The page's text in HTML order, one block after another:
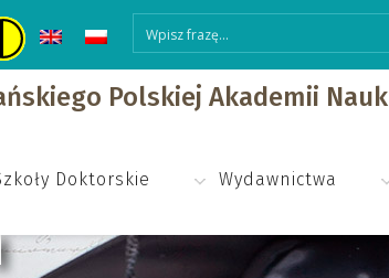
Polskiej Akademii Nauk
Doktorskie Wydawnictwa